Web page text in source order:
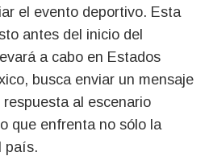
el evento deportivo. Esta
antes del inicio del
a cabo en Estados
busca enviar un mensaje
al escenario
que enfrenta no sólo la
país.